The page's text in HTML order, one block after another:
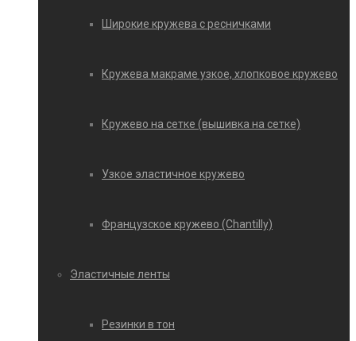
Широкие кружева с ресничками
Кружева макраме узкое, хлопковое кружево
Кружево на сетке (вышивка на сетке)
Узкое эластичное кружево
Французское кружево (Chantilly)
Эластичные ленты
Резинки в тон